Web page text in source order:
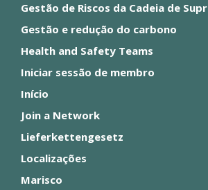
Gestão de Riscos da Cadeia de
Gestão e redução do carbono
Health and Safety Teams
Iniciar sessão de membro
Início
Join a Network
Lieferkettengesetz
Localizações
Marisco